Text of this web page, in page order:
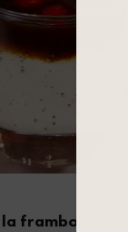
framboise